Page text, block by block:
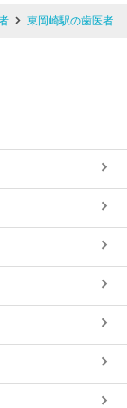
東岡崎駅の歯医者